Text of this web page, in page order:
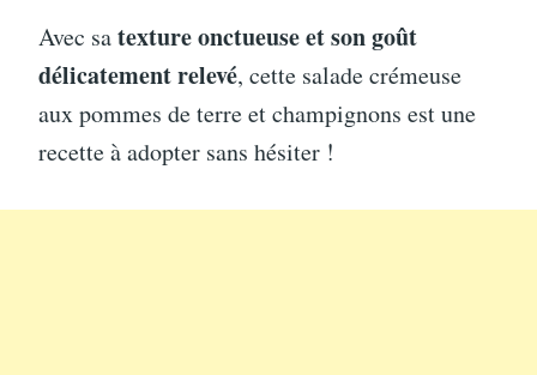
Avec satexture onctueuse et son goût
délicatement relevé, cette salade crémeuse
aux pommes de terre et champignons est une
recette à adopter sans hésiter !